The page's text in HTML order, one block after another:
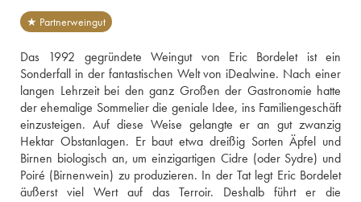
★ Partnerweingut
Das 1992 gegründete Weingut von Eric Bordelet ist ein
Sonderfall in der fantastischen Welt von iDealwine. Nach einer
langen Lehrzeit bei den ganz Großen der Gastronomie hatte
der ehemalige Sommelier die geniale Idee, ins Familiengeschäft
einzusteigen. Auf diese Weise gelangte er an gut zwanzig
Hektar Obstanlagen. Er baut etwa dreißig Sorten Äpfel und
Birnen biologisch an, um einzigartigen Cidre (oder Sydre) und
Poiré (Birnenwein) zu produzieren. In der Tat legt Eric Bordelet
äußerst viel Wert auf das Terroir. Deshalb führt er die